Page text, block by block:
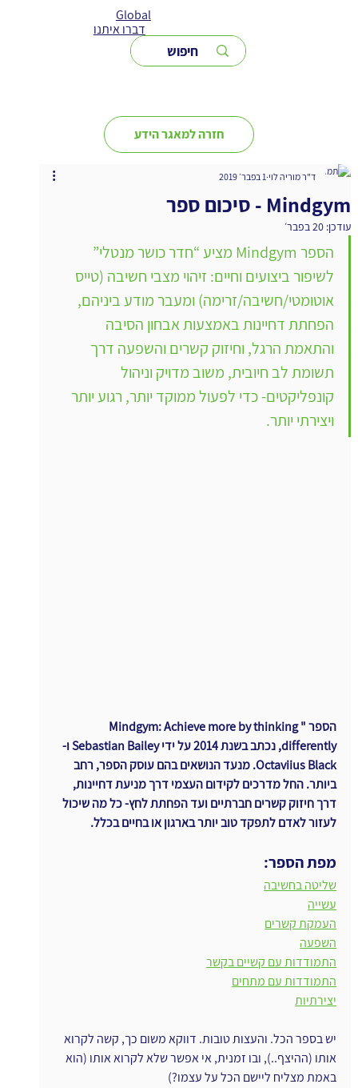
Global
דברו איתנו
חזרה למאגר הידע
Mindgym - סיכום ספר
ד"ר מוריה לוי 1 בפבר׳ 2019
עודכן: 20 בפבר׳
הספר Mindgym מציע “חדר כושר מנטלי”
לשיפור ביצועים וחיים: זיהוי מצבי חשיבה (טייס
אוטומטי/חשיבה/זרימה) ומעבר מודע ביניהם,
הפחתת דחיינות באמצעות אבחון הסיבה
והתאמת הרגל, וחיזוק קשרים והשפעה דרך
תשומת לב חיובית, משוב מדויק וניהול
קונפליקטים- כדי לפעול ממוקד יותר, רגוע יותר
ויצירתי יותר.
הספר "Mindgym: Achieve more by thinking
differently, נכתב בשנת 2014 על ידי Sebastian Bailey ו-
Octaviius Black. מנעד הנושאים בהם עוסק הספר, רחב
ביותר. החל מדרכים לקידום העצמי דרך מניעת דחיינות,
דרך חיזוק קשרים חברתיים ועד הפחתת לחץ- כל מה שיכול
לעזור לאדם לתפקד טוב יותר בארגון או בחיים בכלל.
מפת הספר:
שליטה בחשיבה
עשייה
העמקת קשרים
השפעה
התמודדות עם קשיים בקשר
התמודדות עם מתחים
יצירתיות
יש בספר הכל. והעצות טובות. דווקא משום כך, קשה לקרוא
אותו (ההיצף..), ובו זמנית, אי אפשר שלא לקרוא אותו (הוא
באמת מצליח ליישם הכל על עצמו?)